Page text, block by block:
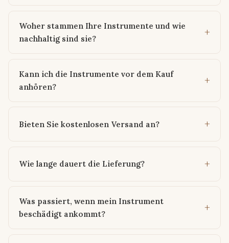
Woher stammen Ihre Instrumente und wie
nachhaltig sind sie?
Kann ich die Instrumente vor dem Kauf
anhören?
Bieten Sie kostenlosen Versand an?
Wie lange dauert die Lieferung?
Was passiert, wenn mein Instrument
beschädigt ankommt?